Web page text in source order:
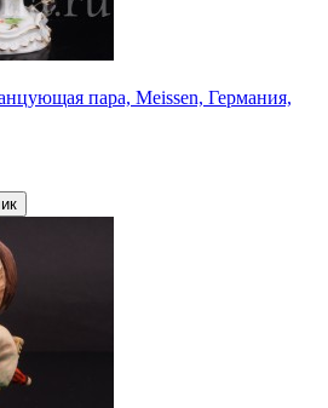
пара, Meissen, Германия,